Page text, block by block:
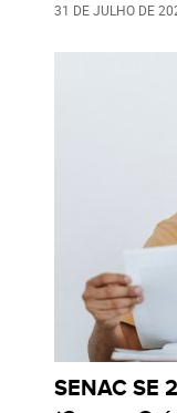
31 DE JULHO DE
SENAC SE